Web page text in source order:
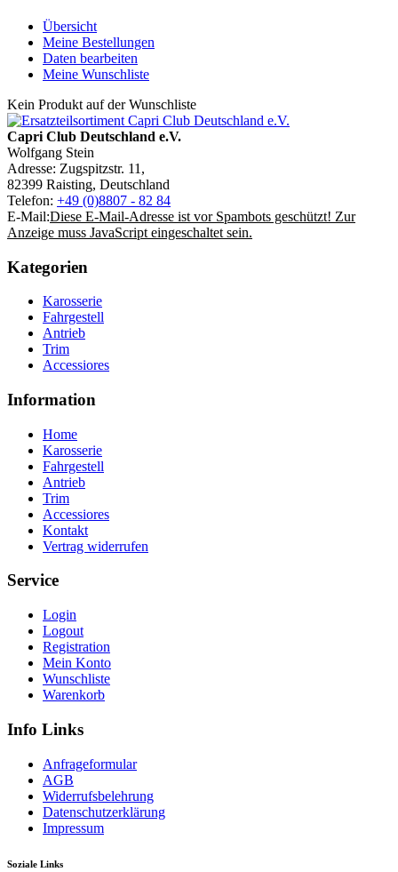
Übersicht
Meine Bestellungen
Daten bearbeiten
Meine Wunschliste
Kein Produkt auf der Wunschliste
Capri Club Deutschland e.V.
Wolfgang Stein
Adresse: Zugspitzstr. 11,
82399 Raisting, Deutschland
Telefon: +49 (0)8807 - 82 84
E-Mail:Diese E-Mail-Adresse ist vor Spambots geschützt! Zur
Anzeige muss JavaScript eingeschaltet sein.
Kategorien
Karosserie
Fahrgestell
Antrieb
Trim
Accessiores
Information
Home
Karosserie
Fahrgestell
Antrieb
Trim
Accessiores
Kontakt
Vertrag widerrufen
Service
Login
Logout
Registration
Mein Konto
Wunschliste
Warenkorb
Info Links
Anfrageformular
AGB
Widerrufsbelehrung
Datenschutzerklärung
Impressum
Soziale Links